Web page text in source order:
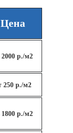
Цена
2000 р./м2
250 р./м2
1800 р./м2